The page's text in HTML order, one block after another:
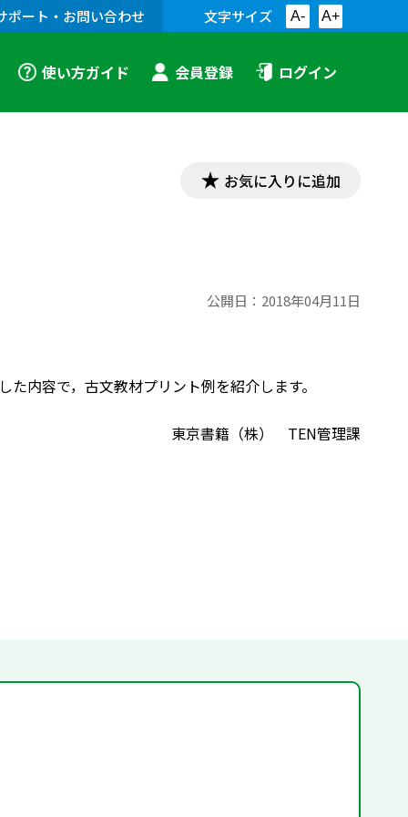
ポート・お問い合わせ 文字サイズ A- A+
使い方ガイド 会員登録 ログイン
お気に入りに追加
公開日： 2018年04月11日
内容で，古文教材プリント例を紹介します。
東京書籍（株） TEN管理課